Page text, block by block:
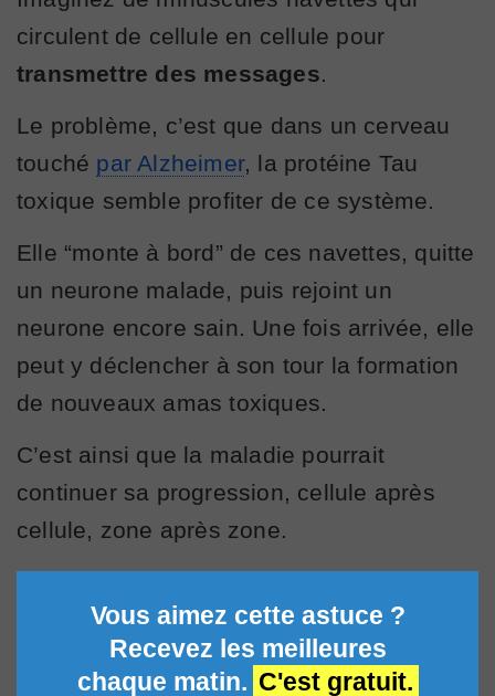
circulent de cellule en cellule pour
transmettre des messages.
Le problème, c’est que dans un cerveau
touché par Alzheimer, la protéine Tau
toxique semble profiter de ce système.
Elle “monte à bord” de ces navettes, quitte
un neurone malade, puis rejoint un
neurone encore sain. Une fois arrivée, elle
peut y déclencher à son tour la formation
de nouveaux amas toxiques.
C’est ainsi que la maladie pourrait
continuer sa progression, cellule après
cellule, zone après zone.
Vous aimez cette astuce ?
Recevez les meilleures
chaque matin. C'est gratuit.